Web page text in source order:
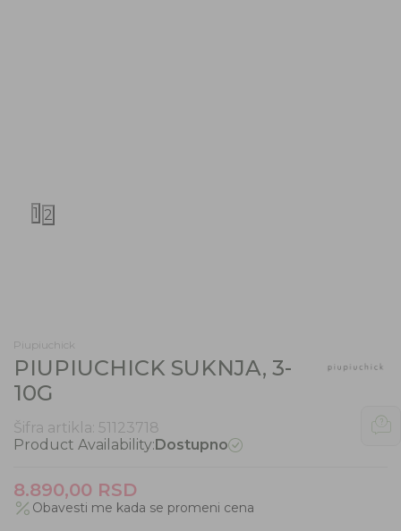
1 2
Piupiuchick
PIUPIUCHICK SUKNJA, 3-
10G
Šifra artikla: 51123718
Product Availability:Dostupno
8.890,00 RSD
Obavesti me kada se promeni cena